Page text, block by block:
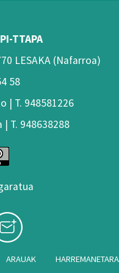
TTAPA
LESAKA (Nafarroa)
58
| T. 948581226
T. 948638288
ARAUAK